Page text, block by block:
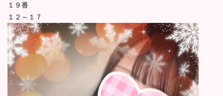
１９番
１２～１７